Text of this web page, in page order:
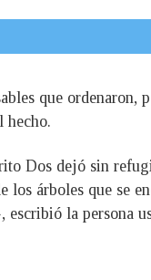
que ordenaron,
hecho.
Dos dejó sin
árboles que se
escribió la persona